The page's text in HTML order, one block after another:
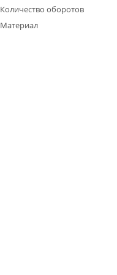
Количество оборотов
Материал